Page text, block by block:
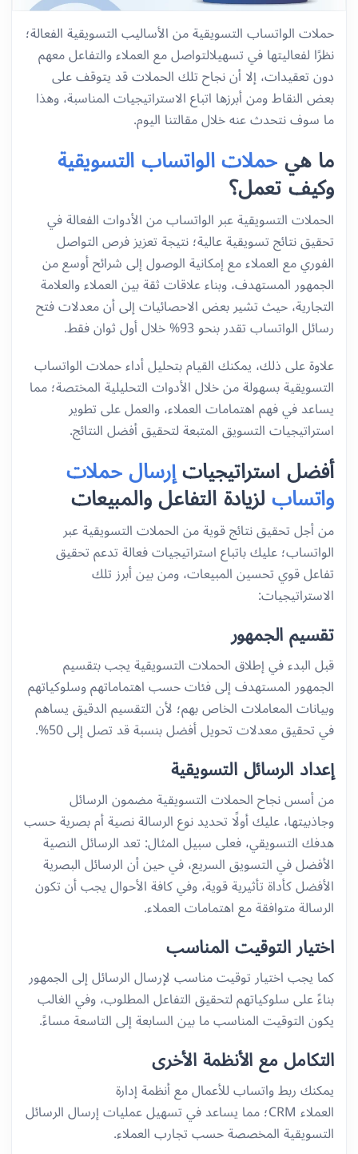
حملات الواتسابالتسويقية من الأساليب التسويقية الفعالة؛
نظرًا لفعاليتها في تسهيلالتواصل مع العملاء والتفاعل معهم
دون تعقيدات، إلا أن نجاح تلك الحملات قد يتوقف على
بعض النقاط ومن أبرزها اتباع الاستراتيجيات المناسبة، وهذا
ما سوف نتحدث عنه خلال مقالتنا اليوم.
ما هيحملات الواتساب التسويقية
وكيف تعمل؟
الحملات التسويقية عبر الواتساب من الأدوات الفعالة في
تحقيق نتائج تسويقية عالية؛ نتيجة تعزيز فرص التواصل
الفوري مع العملاء مع إمكانية الوصول إلى شرائح أوسع من
الجمهور المستهدف، وبناء علاقات ثقة بين العملاء والعلامة
التجارية، حيث تشير بعض الاحصائيات إلى أن معدلات فتح
رسائل الواتساب تقدر بنحو 93% خلال أول ثوان فقط.
علاوة على ذلك، يمكنك القيام بتحليل أداء حملات الواتساب
التسويقية بسهولة من خلال الأدوات التحليلية المختصة؛ مما
يساعد في فهم اهتمامات العملاء، والعمل على تطوير
استراتيجيات التسويق المتبعة لتحقيق أفضل النتائج.
أفضل استراتيجياتإرسال حملات
واتسابلزيادة التفاعل والمبيعات
من أجل تحقيق نتائج قوية من الحملات التسويقية عبر
الواتساب؛ عليك باتباع استراتيجيات فعالة تدعم تحقيق
تفاعل قوي تحسين المبيعات، ومن بين أبرز تلك
الاستراتيجيات:
تقسيم الجمهور
قبل البدء في إطلاق الحملات التسويقية يجب بتقسيم
الجمهور المستهدف إلى فئات حسب اهتماماتهم وسلوكياتهم
وبيانات المعاملات الخاص بهم؛ لأن التقسيم الدقيق يساهم
في تحقيق معدلات تحويل أفضل بنسبة قد تصل إلى 50%.
إعداد الرسائل التسويقية
من أسس نجاح الحملات التسويقية مضمون الرسائل
وجاذبيتها، عليك أولًا تحديد نوع الرسالة نصية أم بصرية حسب
هدفك التسويقي، فعلى سبيل المثال: تعد الرسائل النصية
الأفضل في التسويق السريع، في حين أن الرسائل البصرية
الأفضل كأداة تأثيرية قوية، وفي كافة الأحوال يجب أن تكون
الرسالة متوافقة مع اهتمامات العملاء.
اختيار التوقيت المناسب
كما يجب اختيار توقيت مناسب لإرسال الرسائل إلى الجمهور
بناءً على سلوكياتهم لتحقيق التفاعل المطلوب، وفي الغالب
يكون التوقيت المناسب ما بين السابعة إلى التاسعة مساءً.
التكامل مع الأنظمة الأخرى
يمكنك ربط واتساب للأعمال مع أنظمة إدارة
العملاء CRM؛ مما يساعد في تسهيل عمليات إرسال الرسائل
التسويقية المخصصة حسب تجارب العملاء.